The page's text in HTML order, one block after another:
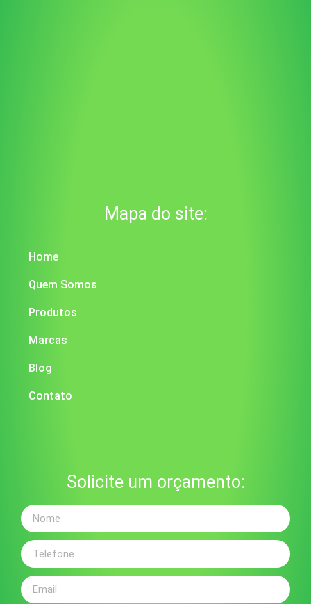
Mapa do site:
Home
Quem Somos
Produtos
Marcas
Blog
Contato
Solicite um orçamento: